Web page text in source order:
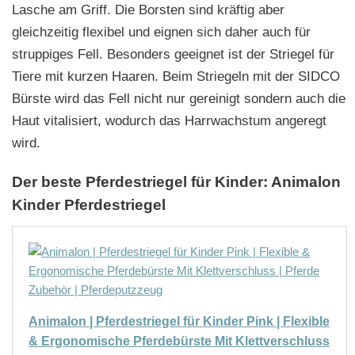
Lasche am Griff. Die Borsten sind kräftig aber
gleichzeitig flexibel und eignen sich daher auch für
struppiges Fell. Besonders geeignet ist der Striegel für
Tiere mit kurzen Haaren. Beim Striegeln mit der SIDCO
Bürste wird das Fell nicht nur gereinigt sondern auch die
Haut vitalisiert, wodurch das Harrwachstum angeregt
wird.
Der beste Pferdestriegel für Kinder: Animalon
Kinder Pferdestriegel
Animalon | Pferdestriegel für Kinder Pink | Flexible
& Ergonomische Pferdebürste Mit Klettverschluss